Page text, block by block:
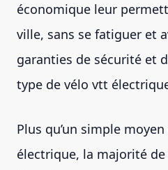
économique leur
ville, sans se fatiguer et
garanties de sécurité et
type de vélo vtt
Plus qu’un simple
électrique, la majorité